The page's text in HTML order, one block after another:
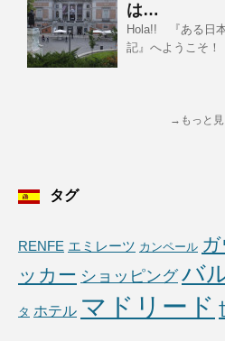
は…
Hola!! 『ある日
記』へようこそ！
→もっと見
タグ
RENFE エミレーツ カンペール
ッカー ショッピング バ
タ ホテル マドリード